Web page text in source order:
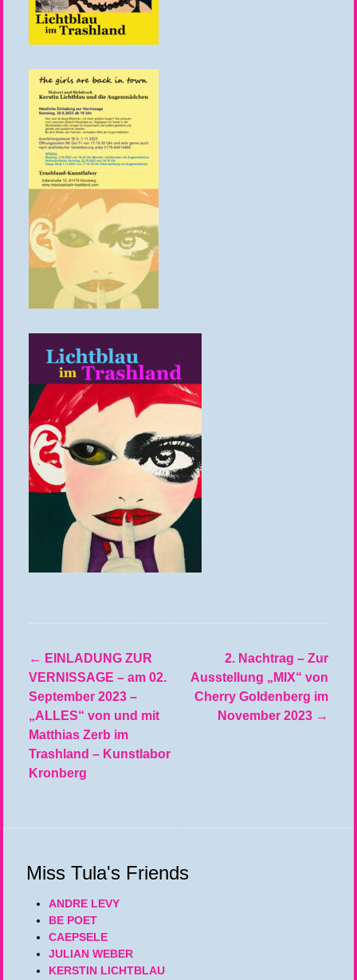
Beitragsnavigation
← EINLADUNG ZUR
VERNISSAGE – am 02.
September 2023 –
„ALLES“ von und mit
Matthias Zerb im
Trashland – Kunstlabor
Kronberg
2. Nachtrag – Zur
Ausstellung „MIX“ von
Cherry Goldenberg im
November 2023 →
Miss Tula's Friends
ANDRE LEVY
BE POET
CAEPSELE
JULIAN WEBER
KERSTIN LICHTBLAU